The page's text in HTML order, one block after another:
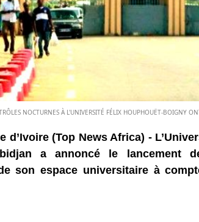
NOCTURNES À L'UNIVERSITÉ FÉLIX HOUPHOUËT-BOIGNY
d’Ivoire (Top News Africa) -
a annoncé le lancement
de son espace universitaire à